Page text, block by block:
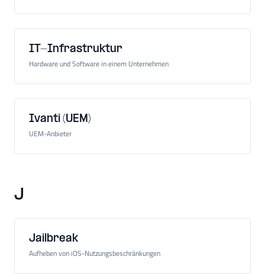
IT-Infrastruktur
Hardware und Software in einem Unternehmen
Ivanti (UEM)
UEM-Anbieter
J
Jailbreak
Aufheben von iOS-Nutzungsbeschränkungen